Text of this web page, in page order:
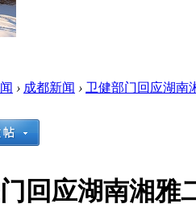
› 成都新闻 › 卫健部门回应湖南
回应湖南湘雅